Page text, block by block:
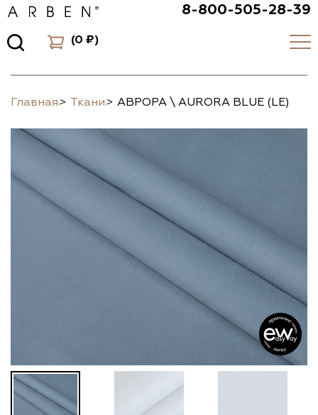
8-800-505-28-39
(0 ₽)
Главная> Ткани> АВРОРА \ AURORA BLUE (LE)